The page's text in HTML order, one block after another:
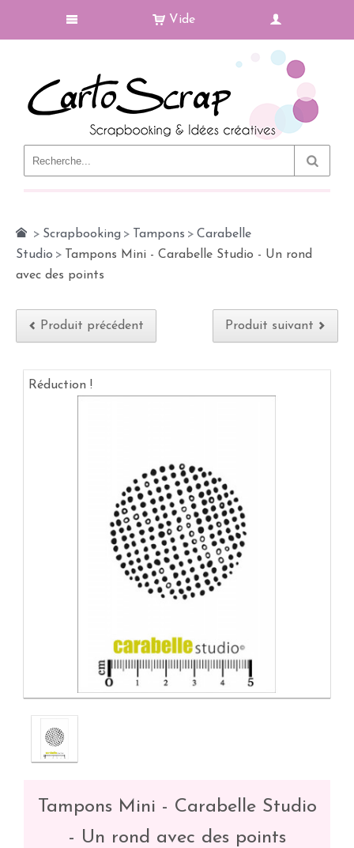
Vide
> Scrapbooking > Tampons > Carabelle
Studio >
Tampons Mini - Carabelle Studio - Un rond
avec des points
Produit précédent Produit suivant
Réduction !
Tampons Mini - Carabelle Studio
- Un rond avec des points